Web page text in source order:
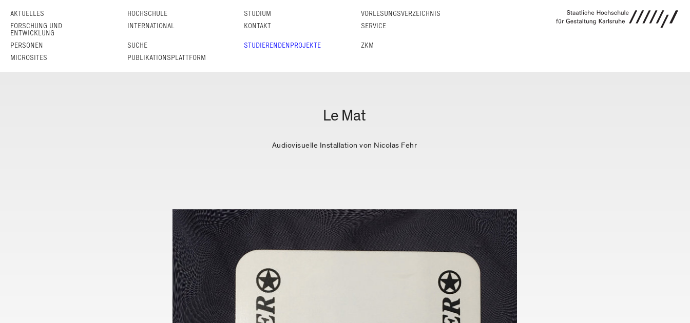
AKTUELLES HOCHSCHULE STUDIUM
VORLESUNGS­VERZEICHNIS
FORSCHUNG UND
ENTWICKLUNG
INTERNATIONAL KONTAKT SERVICE
PERSONEN SUCHE STUDIERENDENPROJEKTE
ZKM
MICROSITES
PUBLIKATIONSPLATTFORM
Le Mat
Audiovisuelle Installation von Nicolas Fehr